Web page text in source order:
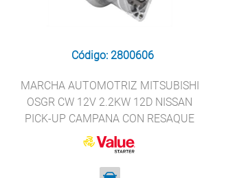
Código: 2800606
MARCHA AUTOMOTRIZ MITSUBISHI
OSGR CW 12V 2.2KW 12D NISSAN
PICK-UP CAMPANA CON RESAQUE
VALUE STARTER 23300-VM00A